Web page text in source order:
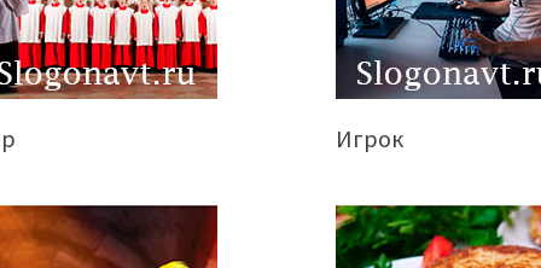
Игрок